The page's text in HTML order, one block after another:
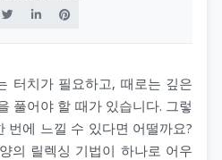
터치가 필요하고, 때로는 깊은
풀어야 할 때가 있습니다. 그렇
번에 느낄 수 있다면 어떨까요?
의 릴렉싱 기법이 하나로 어우